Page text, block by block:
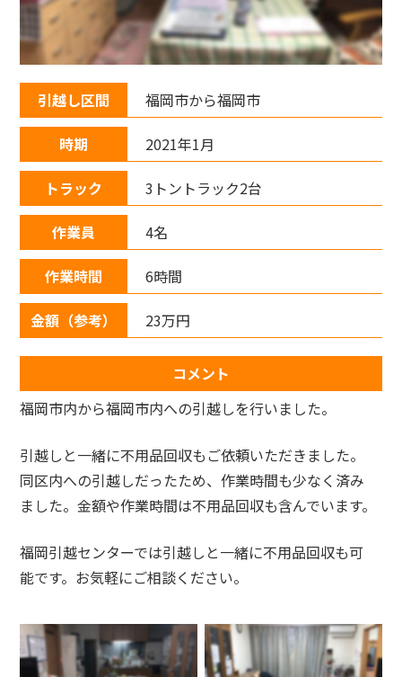
引越し区間 福岡市から福岡市
時期 2021年1月
トラック 3トントラック2台
作業員 4名
作業時間 6時間
金額（参考） 23万円
コメント
福岡市内から福岡市内への引越しを行いました。
引越しと一緒に不用品回収もご依頼いただきました。
同区内への引越しだったため、作業時間も少なく済み
ました。金額や作業時間は不用品回収も含んでいます。
福岡引越センターでは引越しと一緒に不用品回収も可
能です。お気軽にご相談ください。